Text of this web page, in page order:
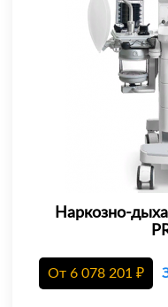
Наркозно-
От 6 078 201 ₽